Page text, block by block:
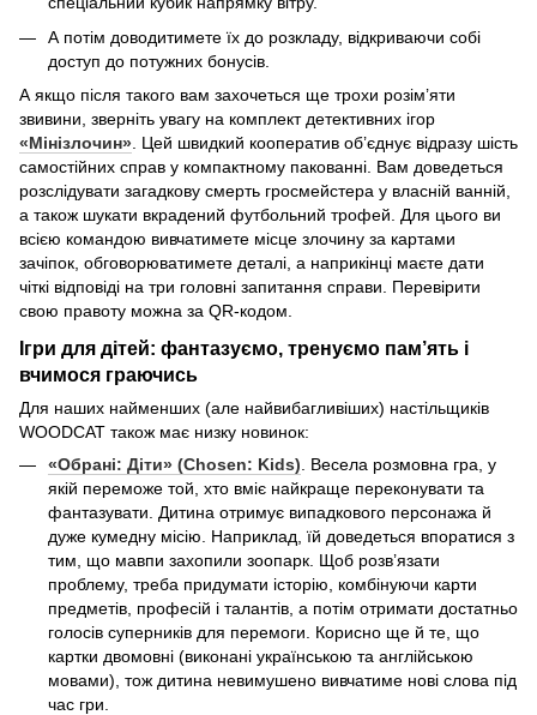
А потім доводитимете їх до розкладу, відкриваючи собі
доступ до потужних бонусів.
А якщо після такого вам захочеться ще трохи розім’яти
звивини, зверніть увагу на комплект детективних ігор
«Мінізлочин» . Цей швидкий кооператив об’єднує відразу шість
самостійних справ у компактному пакованні. Вам доведеться
розслідувати загадкову смерть гросмейстера у власній ванній,
а також шукати вкрадений футбольний трофей. Для цього ви
всією командою вивчатимете місце злочину за картами
зачіпок, обговорюватимете деталі, а наприкінці маєте дати
чіткі відповіді на три головні запитання справи. Перевірити
свою правоту можна за QR-кодом.
Ігри для дітей: фантазуємо, тренуємо пам’ять і
вчимося граючись
Для наших найменших (але найвибагливіших) настільщиків
WOODCAT також має низку новинок:
«Обрані: Діти» (Chosen: Kids) . Весела розмовна гра, у
якій переможе той, хто вміє найкраще переконувати та
фантазувати. Дитина отримує випадкового персонажа й
дуже кумедну місію. Наприклад, їй доведеться впоратися з
тим, що мавпи захопили зоопарк. Щоб розв’язати
проблему, треба придумати історію, комбінуючи карти
предметів, професій і талантів, а потім отримати достатньо
голосів суперників для перемоги. Корисно ще й те, що
картки двомовні (виконані українською та англійською
мовами), тож дитина невимушено вивчатиме нові слова під
час гри.